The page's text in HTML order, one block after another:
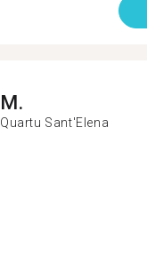
M.
Quartu Sant'Elena